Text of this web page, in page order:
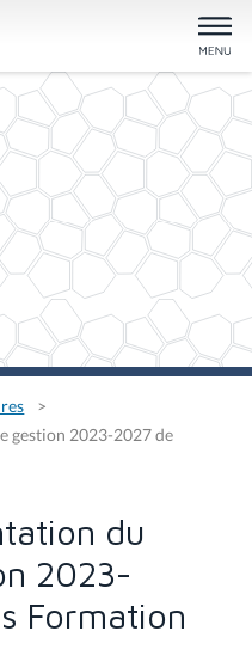
gestion 2023-2027 de
du
2023-
Formation